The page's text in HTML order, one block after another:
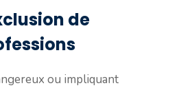
de
ou impliquant